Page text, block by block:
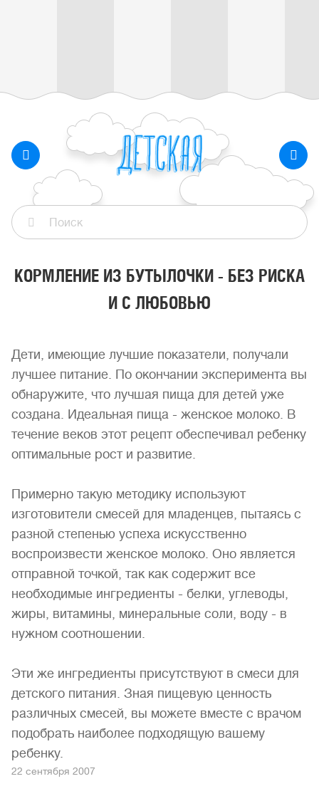
КОРМЛЕНИЕ ИЗ БУТЫЛОЧКИ - БЕЗ РИСКА
И С ЛЮБОВЬЮ
Дети, имеющие лучшие показатели, получали
лучшее питание. По окончании эксперимента вы
обнаружите, что лучшая пища для детей уже
создана. Идеальная пища - женское молоко. В
течение веков этот рецепт обеспечивал ребенку
оптимальные рост и развитие.
Примерно такую методику используют
изготовители смесей для младенцев, пытаясь с
разной степенью успеха искусственно
воспроизвести женское молоко. Оно является
отправной точкой, так как содержит все
необходимые ингредиенты - белки, углеводы,
жиры, витамины, минеральные соли, воду - в
нужном соотношении.
Эти же ингредиенты присутствуют в смеси для
детского питания. Зная пищевую ценность
различных смесей, вы можете вместе с врачом
подобрать наиболее подходящую вашему
ребенку.
22 сентября 2007